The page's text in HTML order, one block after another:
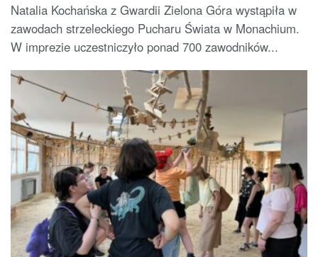
Natalia Kochańska z Gwardii Zielona Góra wystąpiła w
zawodach strzeleckiego Pucharu Świata w Monachium.
W imprezie uczestniczyło ponad 700 zawodników...